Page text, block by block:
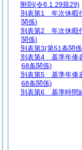
附則 (令8.1.29規29)
別表第1
年次休暇
関係)
別表第2 年次休暇
関係)
別表第3(第51条関
別表第4 基準年俸
68条関係)
別表第5 基準年俸
68条関係)
別表第6 基準時間